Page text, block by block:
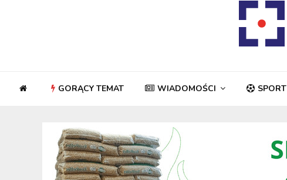
GORĄCY TEMAT WIADOMOŚCI SPORT